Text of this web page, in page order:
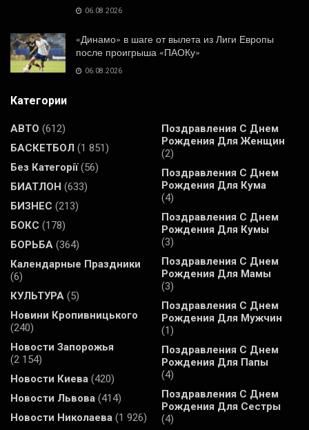
06.08.2026
«Динамо» в шаге от вылета из Лиги Европы
после проигрыша «ПАОКу»
06.08.2026
Категории
АВТО (612)
БАСКЕТБОЛ (1 851)
Без Категорії(56)
БИАТЛОН (633)
БИЗНЕС (213)
БОКС (178)
БОРЬБА (364)
Календарные Праздники
(6)
КУЛЬТУРА (5)
Новини Кропивницького
(240)
Новости Запорожья
(2 154)
Новости Киева (420)
Новости Львова (414)
Новости Николаева (1 926)
Поздравления С Днем
Рождения Для Женщин
(2)
Поздравления С Днем
Рождения Для Кума
(4)
Поздравления С Днем
Рождения Для Кумы
(3)
Поздравления С Днем
Рождения Для Мамы
(3)
Поздравления С Днем
Рождения Для Мужчин
(1)
Поздравления С Днем
Рождения Для Папы
(4)
Поздравления С Днем
Рождения Для Сестры
(4)